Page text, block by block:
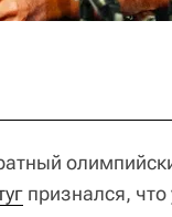
признался, что